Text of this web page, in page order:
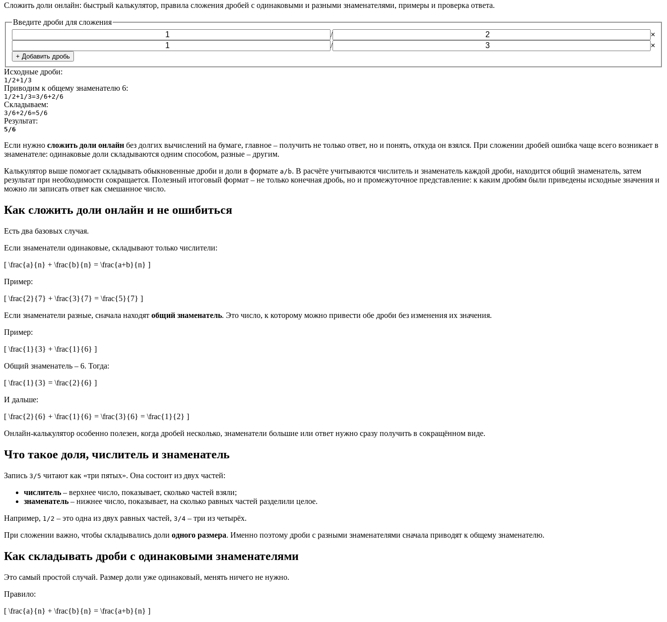
Сложить доли онлайн: быстрый калькулятор, правила сложения дробей с одинаковыми и разными знаменателями, примеры и проверка ответа.
Введите дроби для сложения
/
×
/
×
+ Добавить дробь
Исходные дроби:
1/2+1/3
Приводим к общему знаменателю 6:
1/2+1/3=3/6+2/6
Складываем:
3/6+2/6=5/6
Результат:
5/6
Если нужно сложить доли онлайн без долгих вычислений на бумаге, главное – получить не только ответ, но и понять, откуда он взялся. При сложении дробей ошибка чаще всего возникает в
знаменателе: одинаковые доли складываются одним способом, разные – другим.
Калькулятор выше помогает складывать обыкновенные дроби и доли в формате a/b. В расчёте учитываются числитель и знаменатель каждой дроби, находится общий знаменатель, затем
результат при необходимости сокращается. Полезный итоговый формат – не только конечная дробь, но и промежуточное представление: к каким дробям были приведены исходные значения и
можно ли записать ответ как смешанное число.
Как сложить доли онлайн и не ошибиться
Есть два базовых случая.
Если знаменатели одинаковые, складывают только числители:
[ \frac{a}{n} + \frac{b}{n} = \frac{a+b}{n} ]
Пример:
[ \frac{2}{7} + \frac{3}{7} = \frac{5}{7} ]
Если знаменатели разные, сначала находят общий знаменатель. Это число, к которому можно привести обе дроби без изменения их значения.
Пример:
[ \frac{1}{3} + \frac{1}{6} ]
Общий знаменатель – 6. Тогда:
[ \frac{1}{3} = \frac{2}{6} ]
И дальше:
[ \frac{2}{6} + \frac{1}{6} = \frac{3}{6} = \frac{1}{2} ]
Онлайн-калькулятор особенно полезен, когда дробей несколько, знаменатели большие или ответ нужно сразу получить в сокращённом виде.
Что такое доля, числитель и знаменатель
Запись 3/5 читают как «три пятых». Она состоит из двух частей:
числитель – верхнее число, показывает, сколько частей взяли;
знаменатель – нижнее число, показывает, на сколько равных частей разделили целое.
Например, 1/2 – это одна из двух равных частей, 3/4 – три из четырёх.
При сложении важно, чтобы складывались доли одного размера. Именно поэтому дроби с разными знаменателями сначала приводят к общему знаменателю.
Как складывать дроби с одинаковыми знаменателями
Это самый простой случай. Размер доли уже одинаковый, менять ничего не нужно.
Правило:
[ \frac{a}{n} + \frac{b}{n} = \frac{a+b}{n} ]